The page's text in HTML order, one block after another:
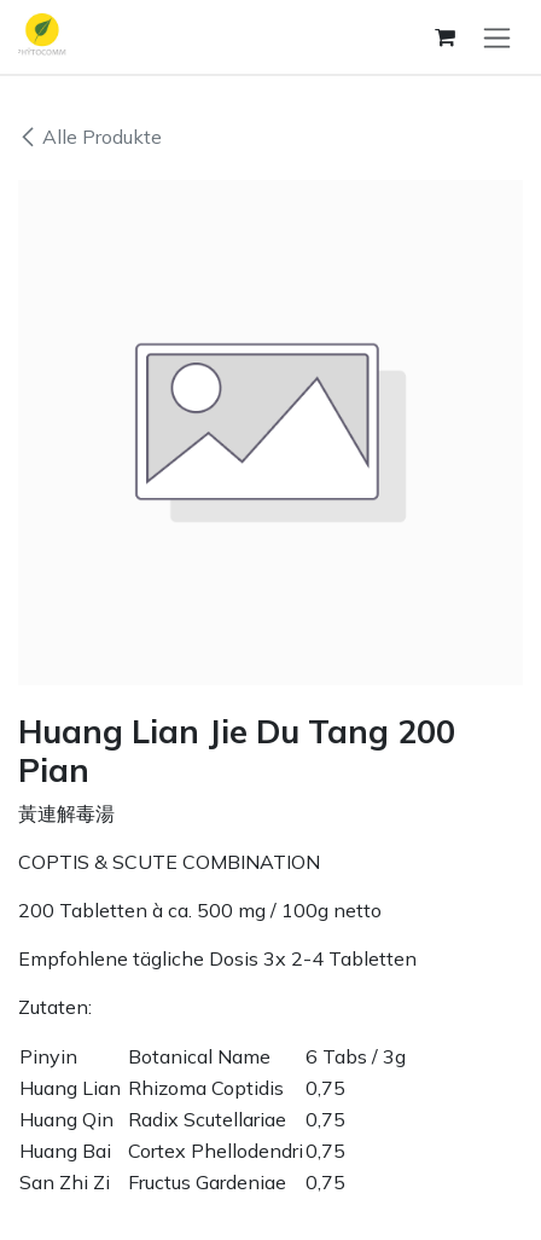
Zum Inhalt springen
Alle Produkte
Huang Lian Jie Du Tang 200
Pian
黃連解毒湯
COPTIS & SCUTE COMBINATION
200 Tabletten à ca. 500 mg / 100g netto
Empfohlene tägliche Dosis 3x 2-4 Tabletten
Zutaten:
Pinyin Botanical Name
6 Tabs / 3g
Huang Lian Rhizoma Coptidis
0,75
Huang Qin
Radix Scutellariae
0,75
Huang Bai
Cortex Phellodendri0,75
San Zhi Zi
Fructus Gardeniae 0,75